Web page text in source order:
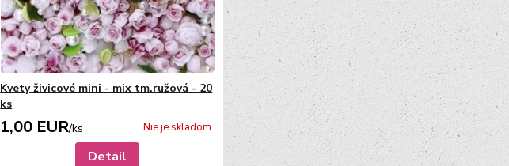
Kvety živicové mini - mix tm.ružová - 20
ks
1,00 EUR/ks Nie je skladom
Detail